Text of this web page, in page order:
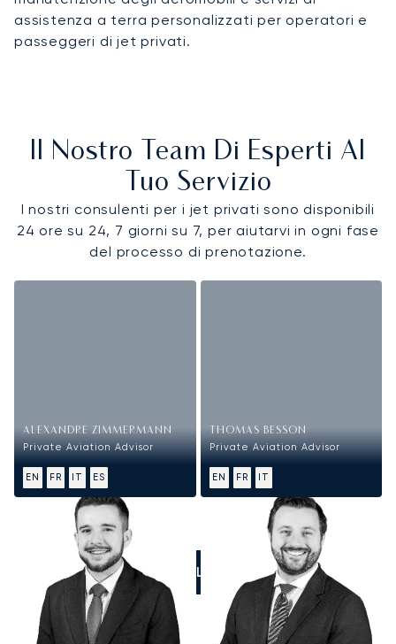
assistenza a terra personalizzati per operatori e
passeggeri di jet privati.
Il Nostro Team Di Esperti Al
Tuo Servizio
I nostri consulenti per i jet privati sono disponibili
24 ore su 24, 7 giorni su 7, per aiutarvi in ogni fase
del processo di prenotazione.
ALEXANDRE ZIMMERMANN
Private Aviation Advisor
EN FR IT ES
THOMAS BESSON
Private Aviation Advisor
EN FR IT
CALL US